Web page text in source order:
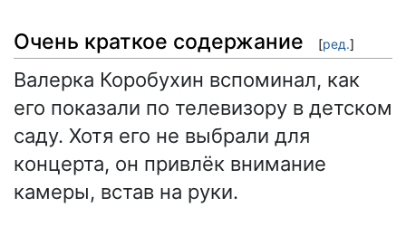
Очень краткое содержание [ред.]
Валерка Коробухин вспоминал, как
его показали по телевизору в детском
саду. Хотя его не выбрали для
концерта, он привлёк внимание
камеры, встав на руки.